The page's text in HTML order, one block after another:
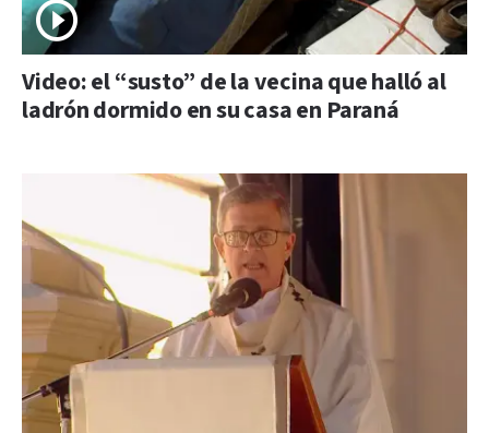
Video: el “susto” de la vecina que halló al
ladrón dormido en su casa en Paraná